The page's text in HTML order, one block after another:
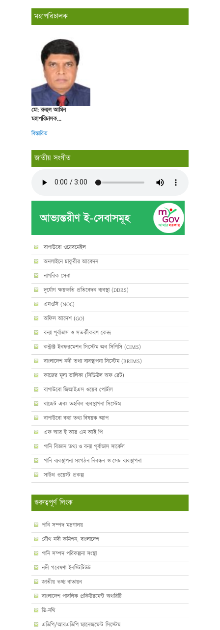
মহাপরিচালক
মো: রুহুল আমিন
মহাপরিচালক...
বিস্তারিত
জাতীয় সংগীত
বাপাউবো ওয়েবমেইল
অনলাইনে চাকুরীর আবেদন
নাগরিক সেবা
দুর্যোগ ক্ষয়ক্ষতি প্রতিবেদন ব্যবস্থা (DDRS)
এনওসি (NOC)
অফিস আদেশ (GO)
বন্যা পূর্বাভাস ও সতর্কীকরণ কেন্দ্র
কন্ট্রাক্ট ইনফরমেশন সিস্টেম অব সিপিসি (CIMS)
বাংলাদেশ নদী তথ্য ব্যবস্থাপনা সিস্টেম (BRIMS)
কাজের মূল্য তালিকা (সিডিউল অফ রেট)
বাপাউবো জিআইএস ওয়েব পোর্টাল
বাজেট এবং তহবিল ব্যবস্থাপনা সিস্টেম
বাপাউবো বন্যা তথ্য বিষয়ক অ্যাপ
এফ আর ই আর এম আই পি
পানি বিজ্ঞান তথ্য ও বন্যা পূর্বাভাস সার্কেল
পানি ব্যবস্থাপনা সংগঠন নিবন্ধন ও সেচ ব্যবস্থাপনা
সাউথ ওয়েস্ট প্রকল্প
গুরুত্বপূর্ণ লিংক
পানি সম্পদ মন্ত্রণালয়
যৌথ নদী কমিশন, বাংলাদেশ
পানি সম্পদ পরিকল্পনা সংস্থা
নদী গবেষণা ইনস্টিটিউট
জাতীয় তথ্য বাতায়ন
বাংলাদেশ পাবলিক প্রকিউরমেন্ট অথরিটি
ডি-নথি
এডিপি/আরএডিপি ম্যানেজমেন্ট সিস্টেম